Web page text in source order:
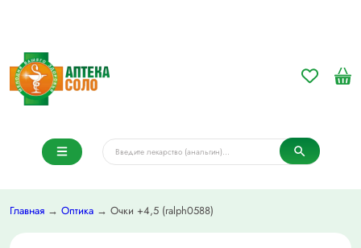
Главная → Оптика → Очки +4,5 (ralph0588)